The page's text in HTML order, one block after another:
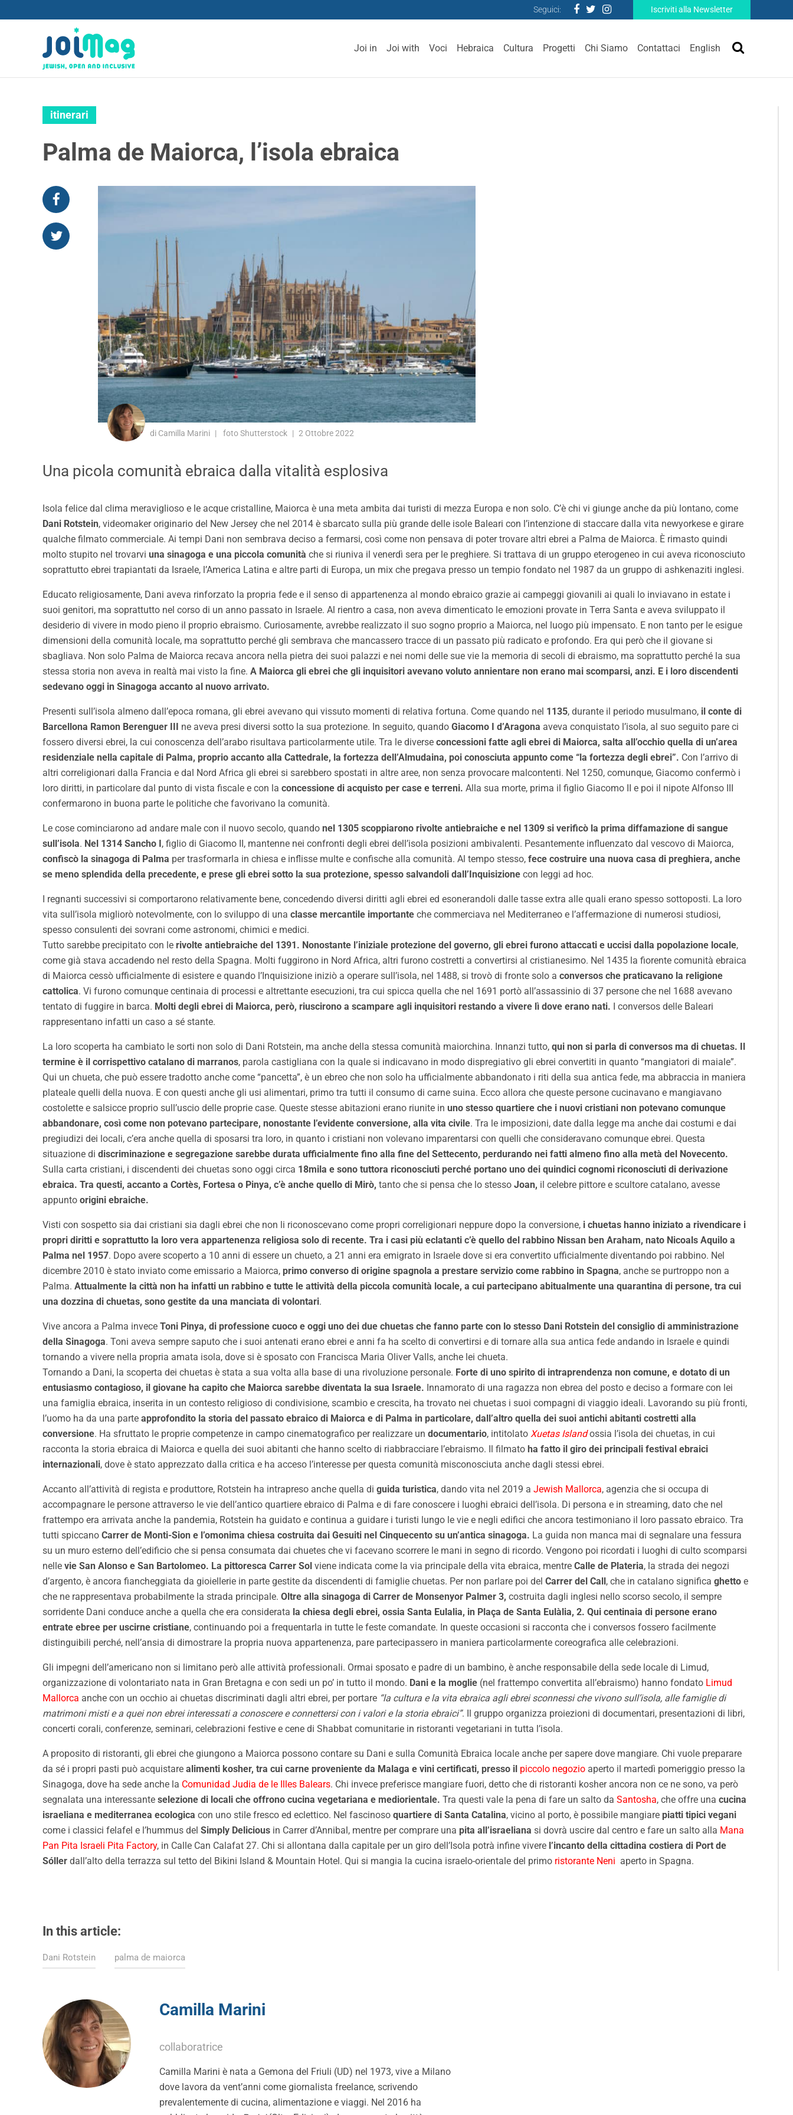
Seguici: Iscriviti alla Newsletter
Joi in Joi with Voci Hebraica Cultura Progetti Chi Siamo Contattaci English
itinerari
Palma de Maiorca, l’isola ebraica
di Camilla Marini foto Shutterstock 2 Ottobre 2022
Una picola comunità ebraica dalla vitalità esplosiva
Isola felice dal clima meraviglioso e le acque cristalline, Maiorca è una meta ambita dai turisti di mezza Europa e non solo. C’è chi vi giunge anche da più lontano, come
Dani Rotstein, videomaker originario del New Jersey che nel 2014 è sbarcato sulla più grande delle isole Baleari con l’intenzione di staccare dalla vita newyorkese e girare
qualche filmato commerciale. Ai tempi Dani non sembrava deciso a fermarsi, così come non pensava di poter trovare altri ebrei a Palma de Maiorca. È rimasto quindi
molto stupito nel trovarvi una sinagoga e una piccola comunità che si riuniva il venerdì sera per le preghiere. Si trattava di un gruppo eterogeneo in cui aveva riconosciuto
soprattutto ebrei trapiantati da Israele, l’America Latina e altre parti di Europa, un mix che pregava presso un tempio fondato nel 1987 da un gruppo di ashkenaziti inglesi.
Educato religiosamente, Dani aveva rinforzato la propria fede e il senso di appartenenza al mondo ebraico grazie ai campeggi giovanili ai quali lo inviavano in estate i
suoi genitori, ma soprattutto nel corso di un anno passato in Israele. Al rientro a casa, non aveva dimenticato le emozioni provate in Terra Santa e aveva sviluppato il
desiderio di vivere in modo pieno il proprio ebraismo. Curiosamente, avrebbe realizzato il suo sogno proprio a Maiorca, nel luogo più impensato. E non tanto per le esigue
dimensioni della comunità locale, ma soprattutto perché gli sembrava che mancassero tracce di un passato più radicato e profondo. Era qui però che il giovane si
sbagliava. Non solo Palma de Maiorca recava ancora nella pietra dei suoi palazzi e nei nomi delle sue vie la memoria di secoli di ebraismo, ma soprattutto perché la sua
stessa storia non aveva in realtà mai visto la fine. A Maiorca gli ebrei che gli inquisitori avevano voluto annientare non erano mai scomparsi, anzi. E i loro discendenti
sedevano oggi in Sinagoga accanto al nuovo arrivato.
Presenti sull’isola almeno dall’epoca romana, gli ebrei avevano qui vissuto momenti di relativa fortuna. Come quando nel 1135, durante il periodo musulmano, il conte di
Barcellona Ramon Berenguer III
ne aveva presi diversi sotto la sua protezione. In seguito, quando Giacomo I d’Aragona aveva conquistato l’isola, al suo seguito pare ci
fossero diversi ebrei, la cui conoscenza dell’arabo risultava particolarmente utile. Tra le diverse concessioni fatte agli ebrei di Maiorca, salta all’occhio quella di un’area
residenziale nella capitale di Palma, proprio accanto alla Cattedrale, la fortezza dell’Almudaina, poi conosciuta appunto come “la fortezza degli ebrei”. Con l’arrivo di
altri correligionari dalla Francia e dal Nord Africa gli ebrei si sarebbero spostati in altre aree, non senza provocare malcontenti. Nel 1250, comunque, Giacomo confermò i
loro diritti, in particolare dal punto di vista fiscale e con la concessione di acquisto per case e terreni. Alla sua morte, prima il figlio Giacomo II e poi il nipote Alfonso III
confermarono in buona parte le politiche che favorivano la comunità.
Le cose cominciarono ad andare male con il nuovo secolo, quando nel 1305 scoppiarono rivolte antiebraiche e nel 1309 si verificò la prima diffamazione di sangue
sull’isola. Nel 1314 Sancho I , figlio di Giacomo II, mantenne nei confronti degli ebrei dell’isola posizioni ambivalenti. Pesantemente influenzato dal vescovo di Maiorca,
confiscò la sinagoga di Palma per trasformarla in chiesa e inflisse multe e confische alla comunità. Al tempo stesso, fece costruire una nuova casa di preghiera, anche
se meno splendida della precedente, e prese gli ebrei sotto la sua protezione, spesso salvandoli dall’Inquisizione con leggi ad hoc.
I regnanti successivi si comportarono relativamente bene, concedendo diversi diritti agli ebrei ed esonerandoli dalle tasse extra alle quali erano spesso sottoposti. La loro
vita sull’isola migliorò notevolmente, con lo sviluppo di una classe mercantile importante che commerciava nel Mediterraneo e l’affermazione di numerosi studiosi,
spesso consulenti dei sovrani come astronomi, chimici e medici.
Tutto sarebbe precipitato con le rivolte antiebraiche del 1391. Nonostante l’iniziale protezione del governo, gli ebrei furono attaccati e uccisi dalla popolazione locale,
come già stava accadendo nel resto della Spagna. Molti fuggirono in Nord Africa, altri furono costretti a convertirsi al cristianesimo. Nel 1435 la fiorente comunità ebraica
di Maiorca cessò ufficialmente di esistere e quando l’Inquisizione iniziò a operare sull’isola, nel 1488, si trovò di fronte solo a conversos che praticavano la religione
cattolica. Vi furono comunque centinaia di processi e altrettante esecuzioni, tra cui spicca quella che nel 1691 portò all’assassinio di 37 persone che nel 1688 avevano
tentato di fuggire in barca. Molti degli ebrei di Maiorca, però, riuscirono a scampare agli inquisitori restando a vivere lì dove erano nati. I conversos delle Baleari
rappresentano infatti un caso a sé stante.
La loro scoperta ha cambiato le sorti non solo di Dani Rotstein, ma anche della stessa comunità maiorchina. Innanzi tutto, qui non si parla di conversos ma di chuetas. Il
termine è il corrispettivo catalano di marranos, parola castigliana con la quale si indicavano in modo dispregiativo gli ebrei convertiti in quanto “mangiatori di maiale”.
Qui un chueta, che può essere tradotto anche come “pancetta”, è un ebreo che non solo ha ufficialmente abbandonato i riti della sua antica fede, ma abbraccia in maniera
plateale quelli della nuova. E con questi anche gli usi alimentari, primo tra tutti il consumo di carne suina. Ecco allora che queste persone cucinavano e mangiavano
costolette e salsicce proprio sull’uscio delle proprie case. Queste stesse abitazioni erano riunite in uno stesso quartiere che i nuovi cristiani non potevano comunque
abbandonare, così come non potevano partecipare, nonostante l’evidente conversione, alla vita civile. Tra le imposizioni, date dalla legge ma anche dai costumi e dai
pregiudizi dei locali, c’era anche quella di sposarsi tra loro, in quanto i cristiani non volevano imparentarsi con quelli che consideravano comunque ebrei. Questa
situazione di discriminazione e segregazione sarebbe durata ufficialmente fino alla fine del Settecento, perdurando nei fatti almeno fino alla metà del Novecento.
Sulla carta cristiani, i discendenti dei chuetas sono oggi circa 18mila e sono tuttora riconosciuti perché portano uno dei quindici cognomi riconosciuti di derivazione
ebraica. Tra questi, accanto a Cortès, Fortesa o Pinya, c’è anche quello di Mirò, tanto che si pensa che lo stesso Joan, il celebre pittore e scultore catalano, avesse
appunto origini ebraiche.
Visti con sospetto sia dai cristiani sia dagli ebrei che non li riconoscevano come propri correligionari neppure dopo la conversione, i chuetas hanno iniziato a rivendicare i
propri diritti e soprattutto la loro vera appartenenza religiosa solo di recente. Tra i casi più eclatanti c’è quello del rabbino Nissan ben Araham, nato Nicoals Aquilo a
Palma nel 1957. Dopo avere scoperto a 10 anni di essere un chueto, a 21 anni era emigrato in Israele dove si era convertito ufficialmente diventando poi rabbino. Nel
dicembre 2010 è stato inviato come emissario a Maiorca, primo converso di origine spagnola a prestare servizio come rabbino in Spagna, anche se purtroppo non a
Palma. Attualmente la città non ha infatti un rabbino e tutte le attività della piccola comunità locale, a cui partecipano abitualmente una quarantina di persone, tra cui
una dozzina di chuetas, sono gestite da una manciata di volontari.
Vive ancora a Palma invece Toni Pinya, di professione cuoco e oggi uno dei due chuetas che fanno parte con lo stesso Dani Rotstein del consiglio di amministrazione
della Sinagoga. Toni aveva sempre saputo che i suoi antenati erano ebrei e anni fa ha scelto di convertirsi e di tornare alla sua antica fede andando in Israele e quindi
tornando a vivere nella propria amata isola, dove si è sposato con Francisca Maria Oliver Valls, anche lei chueta.
Tornando a Dani, la scoperta dei chuetas è stata a sua volta alla base di una rivoluzione personale. Forte di uno spirito di intraprendenza non comune, e dotato di un
entusiasmo contagioso, il giovane ha capito che Maiorca sarebbe diventata la sua Israele. Innamorato di una ragazza non ebrea del posto e deciso a formare con lei
una famiglia ebraica, inserita in un contesto religioso di condivisione, scambio e crescita, ha trovato nei chuetas i suoi compagni di viaggio ideali. Lavorando su più fronti,
l’uomo ha da una parte approfondito la storia del passato ebraico di Maiorca e di Palma in particolare, dall’altro quella dei suoi antichi abitanti costretti alla
conversione. Ha sfruttato le proprie competenze in campo cinematografico per realizzare un documentario, intitolato Xuetas Island ossia l’isola dei chuetas, in cui
racconta la storia ebraica di Maiorca e quella dei suoi abitanti che hanno scelto di riabbracciare l’ebraismo. Il filmato ha fatto il giro dei principali festival ebraici
internazionali, dove è stato apprezzato dalla critica e ha acceso l’interesse per questa comunità misconosciuta anche dagli stessi ebrei.
Accanto all’attività di regista e produttore, Rotstein ha intrapreso anche quella di guida turistica, dando vita nel 2019 a Jewish Mallorca, agenzia che si occupa di
accompagnare le persone attraverso le vie dell’antico quartiere ebraico di Palma e di fare conoscere i luoghi ebraici dell’isola. Di persona e in streaming, dato che nel
frattempo era arrivata anche la pandemia, Rotstein ha guidato e continua a guidare i turisti lungo le vie e negli edifici che ancora testimoniano il loro passato ebraico. Tra
tutti spiccano Carrer de Monti-Sion e l’omonima chiesa costruita dai Gesuiti nel Cinquecento su un’antica sinagoga. La guida non manca mai di segnalare una fessura
su un muro esterno dell’edificio che si pensa consumata dai chuetes che vi facevano scorrere le mani in segno di ricordo. Vengono poi ricordati i luoghi di culto scomparsi
nelle vie San Alonso e San Bartolomeo. La pittoresca Carrer Sol viene indicata come la via principale della vita ebraica, mentre Calle de Plateria, la strada dei negozi
d’argento, è ancora fiancheggiata da gioiellerie in parte gestite da discendenti di famiglie chuetas. Per non parlare poi del Carrer del Call , che in catalano significa ghetto e
che ne rappresentava probabilmente la strada principale. Oltre alla sinagoga di Carrer de Monsenyor Palmer 3, costruita dagli inglesi nello scorso secolo, il sempre
sorridente Dani conduce anche a quella che era considerata la chiesa degli ebrei, ossia Santa Eulalia, in Plaça de Santa Eulàlia, 2. Qui centinaia di persone erano
entrate ebree per uscirne cristiane, continuando poi a frequentarla in tutte le feste comandate. In queste occasioni si racconta che i conversos fossero facilmente
distinguibili perché, nell’ansia di dimostrare la propria nuova appartenenza, pare partecipassero in maniera particolarmente coreografica alle celebrazioni.
Gli impegni dell’americano non si limitano però alle attività professionali. Ormai sposato e padre di un bambino, è anche responsabile della sede locale di Limud,
organizzazione di volontariato nata in Gran Bretagna e con sedi un po’ in tutto il mondo. Dani e la moglie (nel frattempo convertita all’ebraismo) hanno fondato Limud
Mallorca anche con un occhio ai chuetas discriminati dagli altri ebrei, per portare “la cultura e la vita ebraica agli ebrei sconnessi che vivono sull’isola, alle famiglie di
matrimoni misti e a quei non ebrei interessati a conoscere e connettersi con i valori e la storia ebraici”. Il gruppo organizza proiezioni di documentari, presentazioni di libri,
concerti corali, conferenze, seminari, celebrazioni festive e cene di Shabbat comunitarie in ristoranti vegetariani in tutta l’isola.
A proposito di ristoranti, gli ebrei che giungono a Maiorca possono contare su Dani e sulla Comunità Ebraica locale anche per sapere dove mangiare. Chi vuole preparare
da sé i propri pasti può acquistare alimenti kosher, tra cui carne proveniente da Malaga e vini certificati, presso il piccolo negozio aperto il martedì pomeriggio presso la
Sinagoga, dove ha sede anche la Comunidad Judia de le Illes Balears. Chi invece preferisce mangiare fuori, detto che di ristoranti kosher ancora non ce ne sono, va però
segnalata una interessante selezione di locali che offrono cucina vegetariana e mediorientale. Tra questi vale la pena di fare un salto da Santosha, che offre una cucina
israeliana e mediterranea ecologica con uno stile fresco ed eclettico. Nel fascinoso quartiere di Santa Catalina, vicino al porto, è possibile mangiare piatti tipici vegani
come i classici felafel e l’hummus del Simply Delicious in Carrer d’Annibal, mentre per comprare una pita all’israeliana si dovrà uscire dal centro e fare un salto alla Mana
Pan Pita Israeli Pita Factory, in Calle Can Calafat 27. Chi si allontana dalla capitale per un giro dell’Isola potrà infine vivere l’incanto della cittadina costiera di Port de
Sóller dall’alto della terrazza sul tetto del Bikini Island & Mountain Hotel. Qui si mangia la cucina israelo-orientale del primo ristorante Neni aperto in Spagna.
In this article:
Dani Rotstein palma de maiorca
Camilla Marini
collaboratrice
Camilla Marini è nata a Gemona del Friuli (UD) nel 1973, vive a Milano
dove lavora da vent’anni come giornalista freelance, scrivendo
prevalentemente di cucina, alimentazione e viaggi. Nel 2016 ha